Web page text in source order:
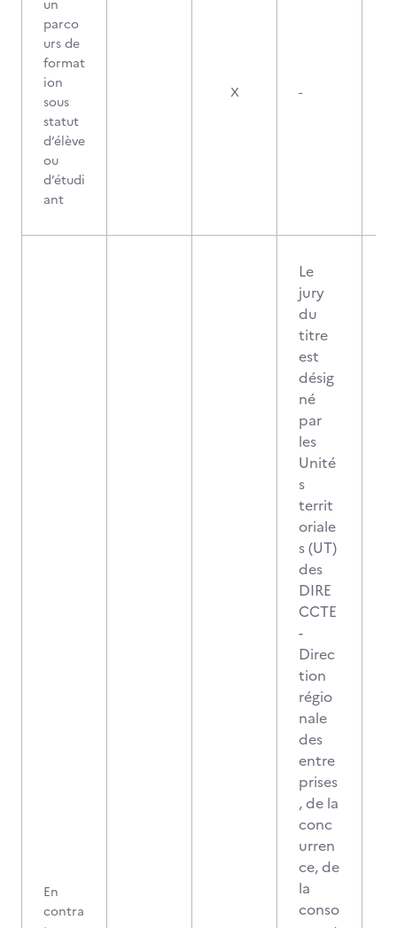
un
parco
urs de
format
ion
sous
statut
d’élève
ou
d’étudi
ant
X -
En
contra
Le
jury
du
titre
est
désig
né
par
les
Unité
s
territ
oriale
s (UT)
des
DIRE
CCTE
-
Direc
tion
régio
nale
des
entre
prises
, de la
conc
urren
ce, de
la
conso